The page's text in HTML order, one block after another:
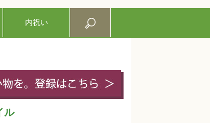
内祝い
ル